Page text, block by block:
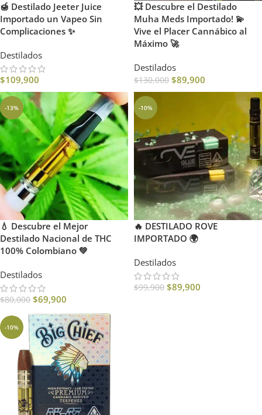
🍯 Destilado Jeeter Juice
Importado un Vapeo Sin
Complicaciones ✨
Destilados
$109,900
💥 Descubre el Destilado
Muha Meds Importado! 💫
Vive el Placer Cannábico al
Máximo 🚀
Destilados
$130,000 $89,900
-13%
💧 Descubre el Mejor
Destilado Nacional de THC
100% Colombiano 💚
Destilados
$80,000 $69,900
-10%
🔥 DESTILADO ROVE
IMPORTADO 🌍
Destilados
$99,900 $89,900
-10%